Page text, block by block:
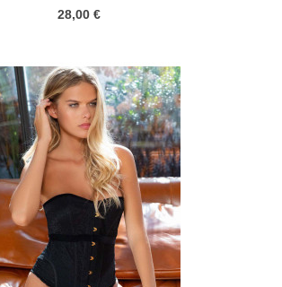
28,00 €